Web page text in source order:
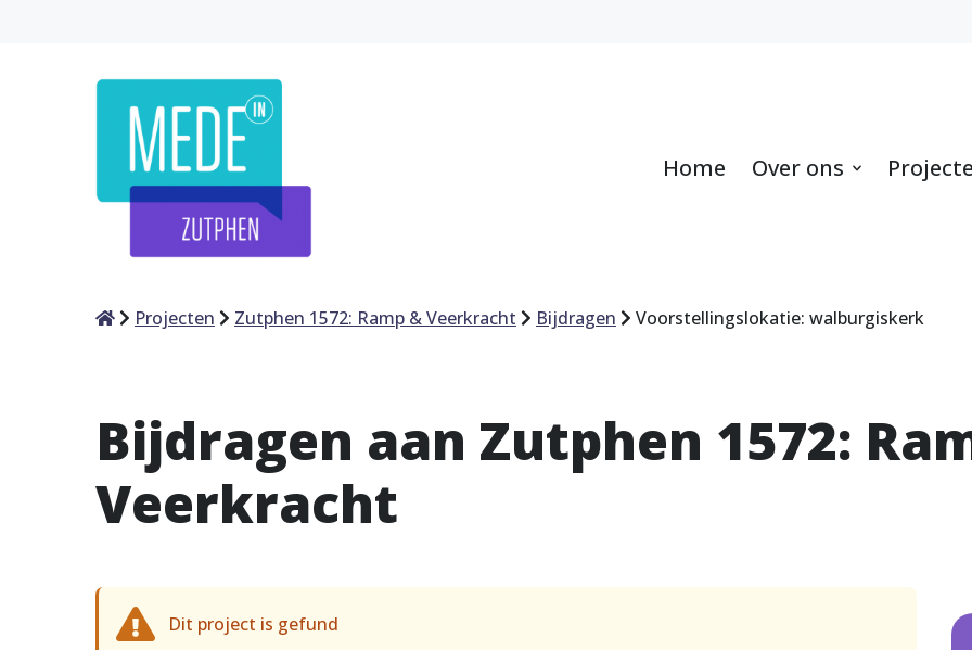
Home Over ons
HomeProjecten Zutphen 1572: Ramp & Veerkracht Bijdragen Voorstellingslokatie: walburgiskerk
Bijdragen aan Zutphen 1572:
Veerkracht
Dit project is gefund